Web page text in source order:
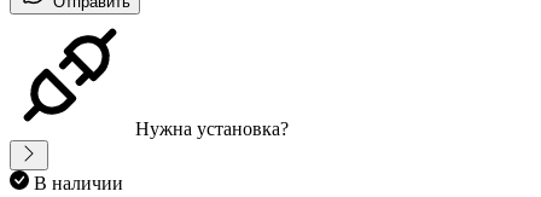
Нужна установка?
В наличии